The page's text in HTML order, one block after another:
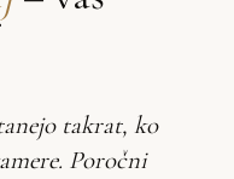
takrat, ko
Poročni